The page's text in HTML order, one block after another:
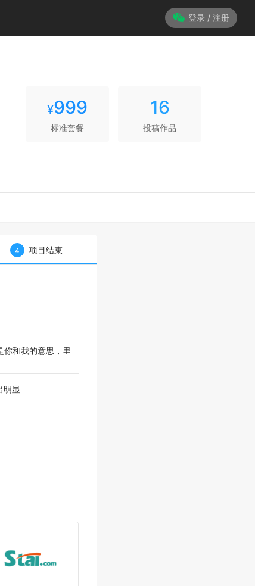
登录 / 注册
¥999
标准套餐
16
投稿作品
4 项目结束
你和我的意思，里
明显